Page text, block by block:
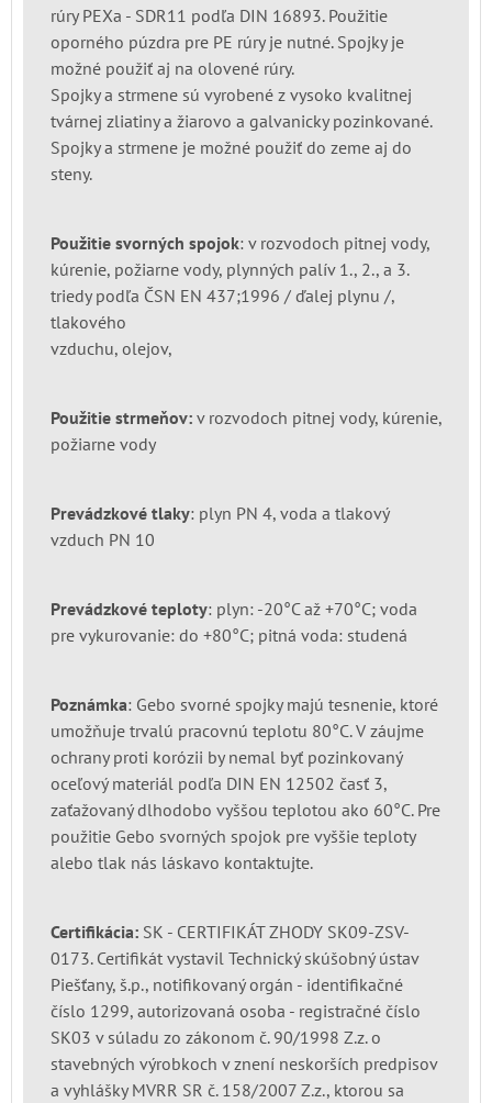
rúry PEXa - SDR11 podľa DIN 16893. Použitie
oporného púzdra pre PE rúry je nutné. Spojky je
možné použiť aj na olovené rúry.
Spojky a strmene sú vyrobené z vysoko kvalitnej
tvárnej zliatiny a žiarovo a galvanicky pozinkované.
Spojky a strmene je možné použiť do zeme aj do
steny.
Použitie svorných spojok: v rozvodoch pitnej vody,
kúrenie, požiarne vody, plynných palív 1., 2., a 3.
triedy podľa ČSN EN 437;1996 / ďalej plynu /,
tlakového
vzduchu, olejov,
Použitie strmeňov: v rozvodoch pitnej vody, kúrenie,
požiarne vody
Prevádzkové tlaky: plyn PN 4, voda a tlakový
vzduch PN 10
Prevádzkové teploty: plyn: -20°C až +70°C; voda
pre vykurovanie: do +80°C; pitná voda: studená
Poznámka: Gebo svorné spojky majú tesnenie, ktoré
umožňuje trvalú pracovnú teplotu 80°C. V záujme
ochrany proti korózii by nemal byť pozinkovaný
oceľový materiál podľa DIN EN 12502 časť 3,
zaťažovaný dlhodobo vyššou teplotou ako 60°C. Pre
použitie Gebo svorných spojok pre vyššie teploty
alebo tlak nás láskavo kontaktujte.
Certifikácia: SK - CERTIFIKÁT ZHODY SK09-ZSV-
0173. Certifikát vystavil Technický skúšobný ústav
Piešťany, š.p., notifikovaný orgán - identifikačné
číslo 1299, autorizovaná osoba - registračné číslo
SK03 v súladu zo zákonom č. 90/1998 Z.z. o
stavebných výrobkoch v znení neskorších predpisov
a vyhlášky MVRR SR č. 158/2007 Z.z., ktorou sa